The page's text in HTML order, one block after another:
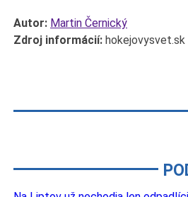
Autor: Martin Černický
Zdroj informácií: hokejovysvet.sk